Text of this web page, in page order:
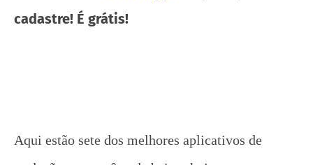
cadastre! É grátis!
Aqui estão sete dos melhores aplicativos de